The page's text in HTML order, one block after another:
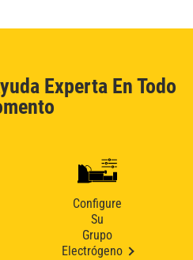
Experta En Todo
Configure
Su
Grupo
Electrógeno